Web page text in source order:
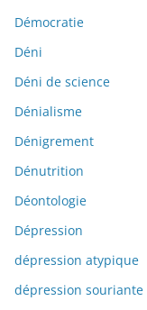
Démocratie
Déni
Déni de science
Dénialisme
Dénigrement
Dénutrition
Déontologie
Dépression
dépression atypique
dépression souriante